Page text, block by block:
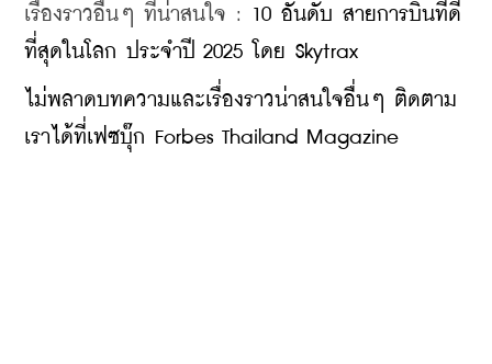
เรื่องราวอื่นๆ ที่น่าสนใจ :
10 อันดับ สายการบินที่ดี
ที่สุดในโลก ประจำปี 2025 โดย Skytrax
ไม่พลาดบทความและเรื่องราวน่าสนใจอื่นๆ ติดตาม
เราได้ที่เฟซบุ๊ก Forbes Thailand Magazine